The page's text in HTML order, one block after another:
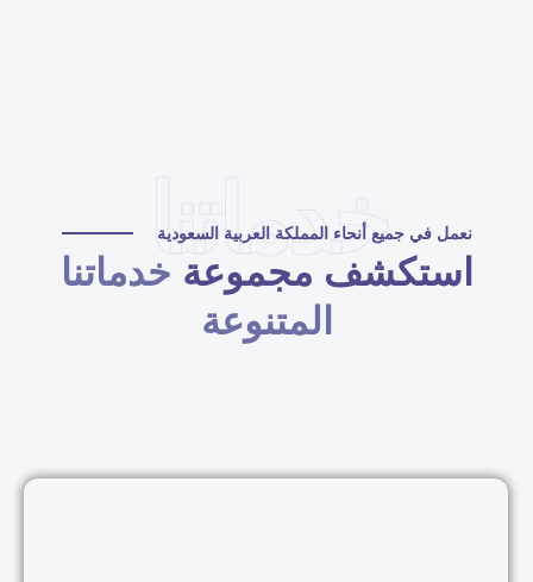
خدماتنا
نعمل في جميع أنحاء المملكة العربية السعودية
استكشف مجموعةخدماتنا
المتنوعة